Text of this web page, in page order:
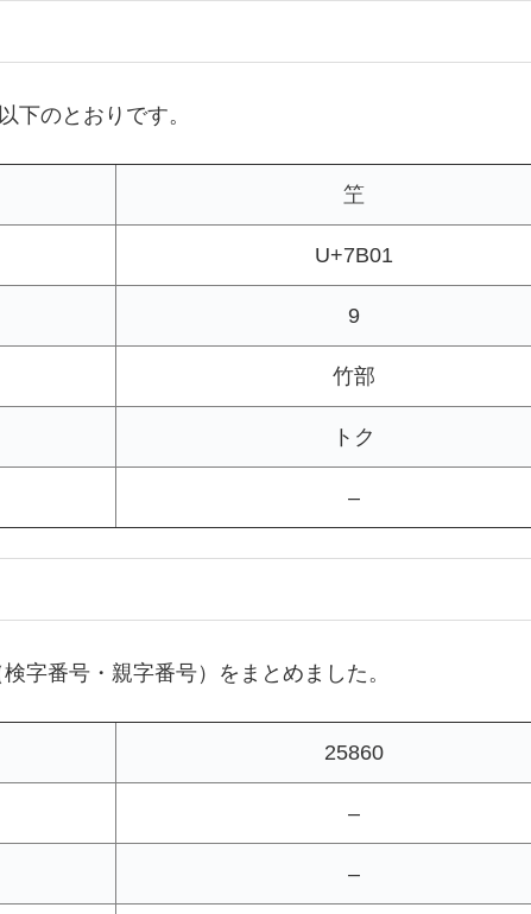
下のとおりです。
笁
U+7B01
9
竹部
トク
–
字番号・親字番号）をまとめました。
25860
–
–